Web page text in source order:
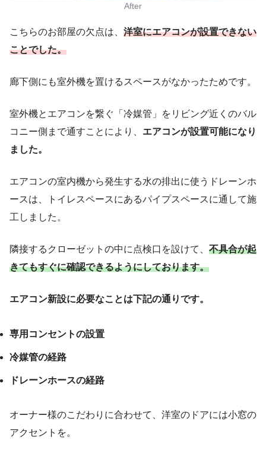
After
こちらのお部屋の欠点は、 洋室にエアコンが設置できない
ことでした。
廊下側にも室外機を置けるスペースがなかったためです。
室外機とエアコンを繋ぐ「冷媒管」をリビング近くのバル
コニー側まで通すことにより、 エアコンが設置可能になり
ました。
エアコンの室内機から発生する水の排出に使うドレーンホ
ースは、トイレスペースにあるパイプスペースに通して施
工しました。
隣接するクローゼットの中に点検口を設けて、 不具合が起
きてもすぐに確認できるようにしております。
エアコン新設に必要なことは下記の通りです。
専用コンセントの設置
冷媒管の経路
ドレーンホースの経路
オーナー様のこだわりに合わせて、洋室のドアには小窓の
アクセントを。